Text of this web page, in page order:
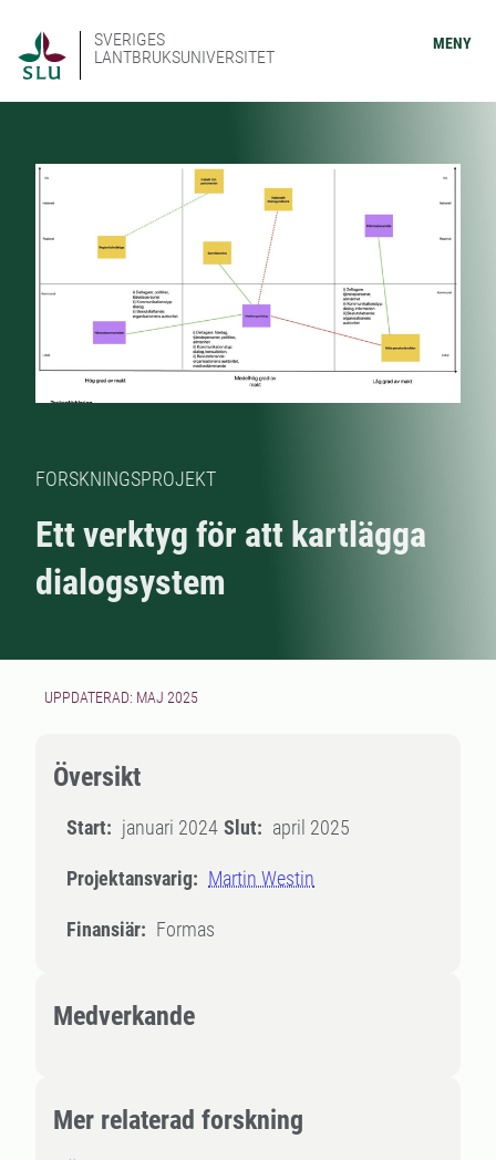
SVERIGES
LANTBRUKSUNIVERSITET
MENY
FORSKNINGSPROJEKT
Ett verktyg för att kartlägga
dialogsystem
UPPDATERAD: MAJ 2025
Översikt
Start: januari 2024 Slut: april 2025
Projektansvarig: Martin Westin
Finansiär: Formas
Medverkande
Mer relaterad forskning